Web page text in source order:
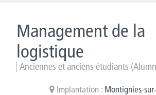
Presse
Inscriptions
Management de la
logistique
Anciennes et anciens étudiants
Implantation : Montignies-